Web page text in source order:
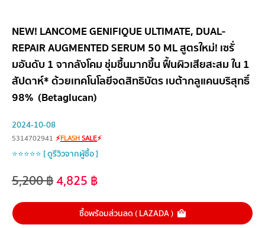
NEW! LANCOME GENIFIQUE ULTIMATE, DUAL-
REPAIR AUGMENTED SERUM 50 ML สูตรใหม่! เซรั่
มอันดับ 1 จากลังโคม ชุ่มชื้นมากขึ้น ฟื้นผิวเสียสะสม ใน 1
สัปดาห์* ด้วยเทคโนโลยีจดสิทธิบัตร เบต้ากลูแคนบริสุทธิ์
98% (Betaglucan)
2024-10-08
5314702941 ⚡FLASHSALE⚡
⭐⭐⭐⭐⭐ [ ดูรีวิวจากผู้ซื้อ ]
5,200฿4,825 ฿
ซื้อพร้อมส่วนลด ( LAZADA )